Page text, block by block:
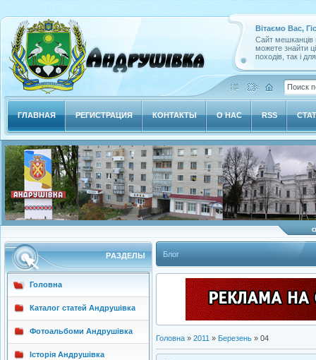
Вітаємо Вас,
Сайт мешканців
можете знайти
походів, так і
ГЛАВНАЯ РЕГИСТРАЦИЯ КОНТАКТЫ О НАС RSS
РAЗДЕЛЫ
Головна
Каталог статей Андрушівка
Фотоальбоми Андрушівка
Історія Андрушівка
Блог
Головна » 2011 » Березень » 04